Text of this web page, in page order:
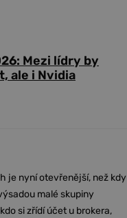
Mezi lídry by
ale i Nvidia
je nyní otevřenější, než kdy
malé skupiny
si zřídí účet u brokera,